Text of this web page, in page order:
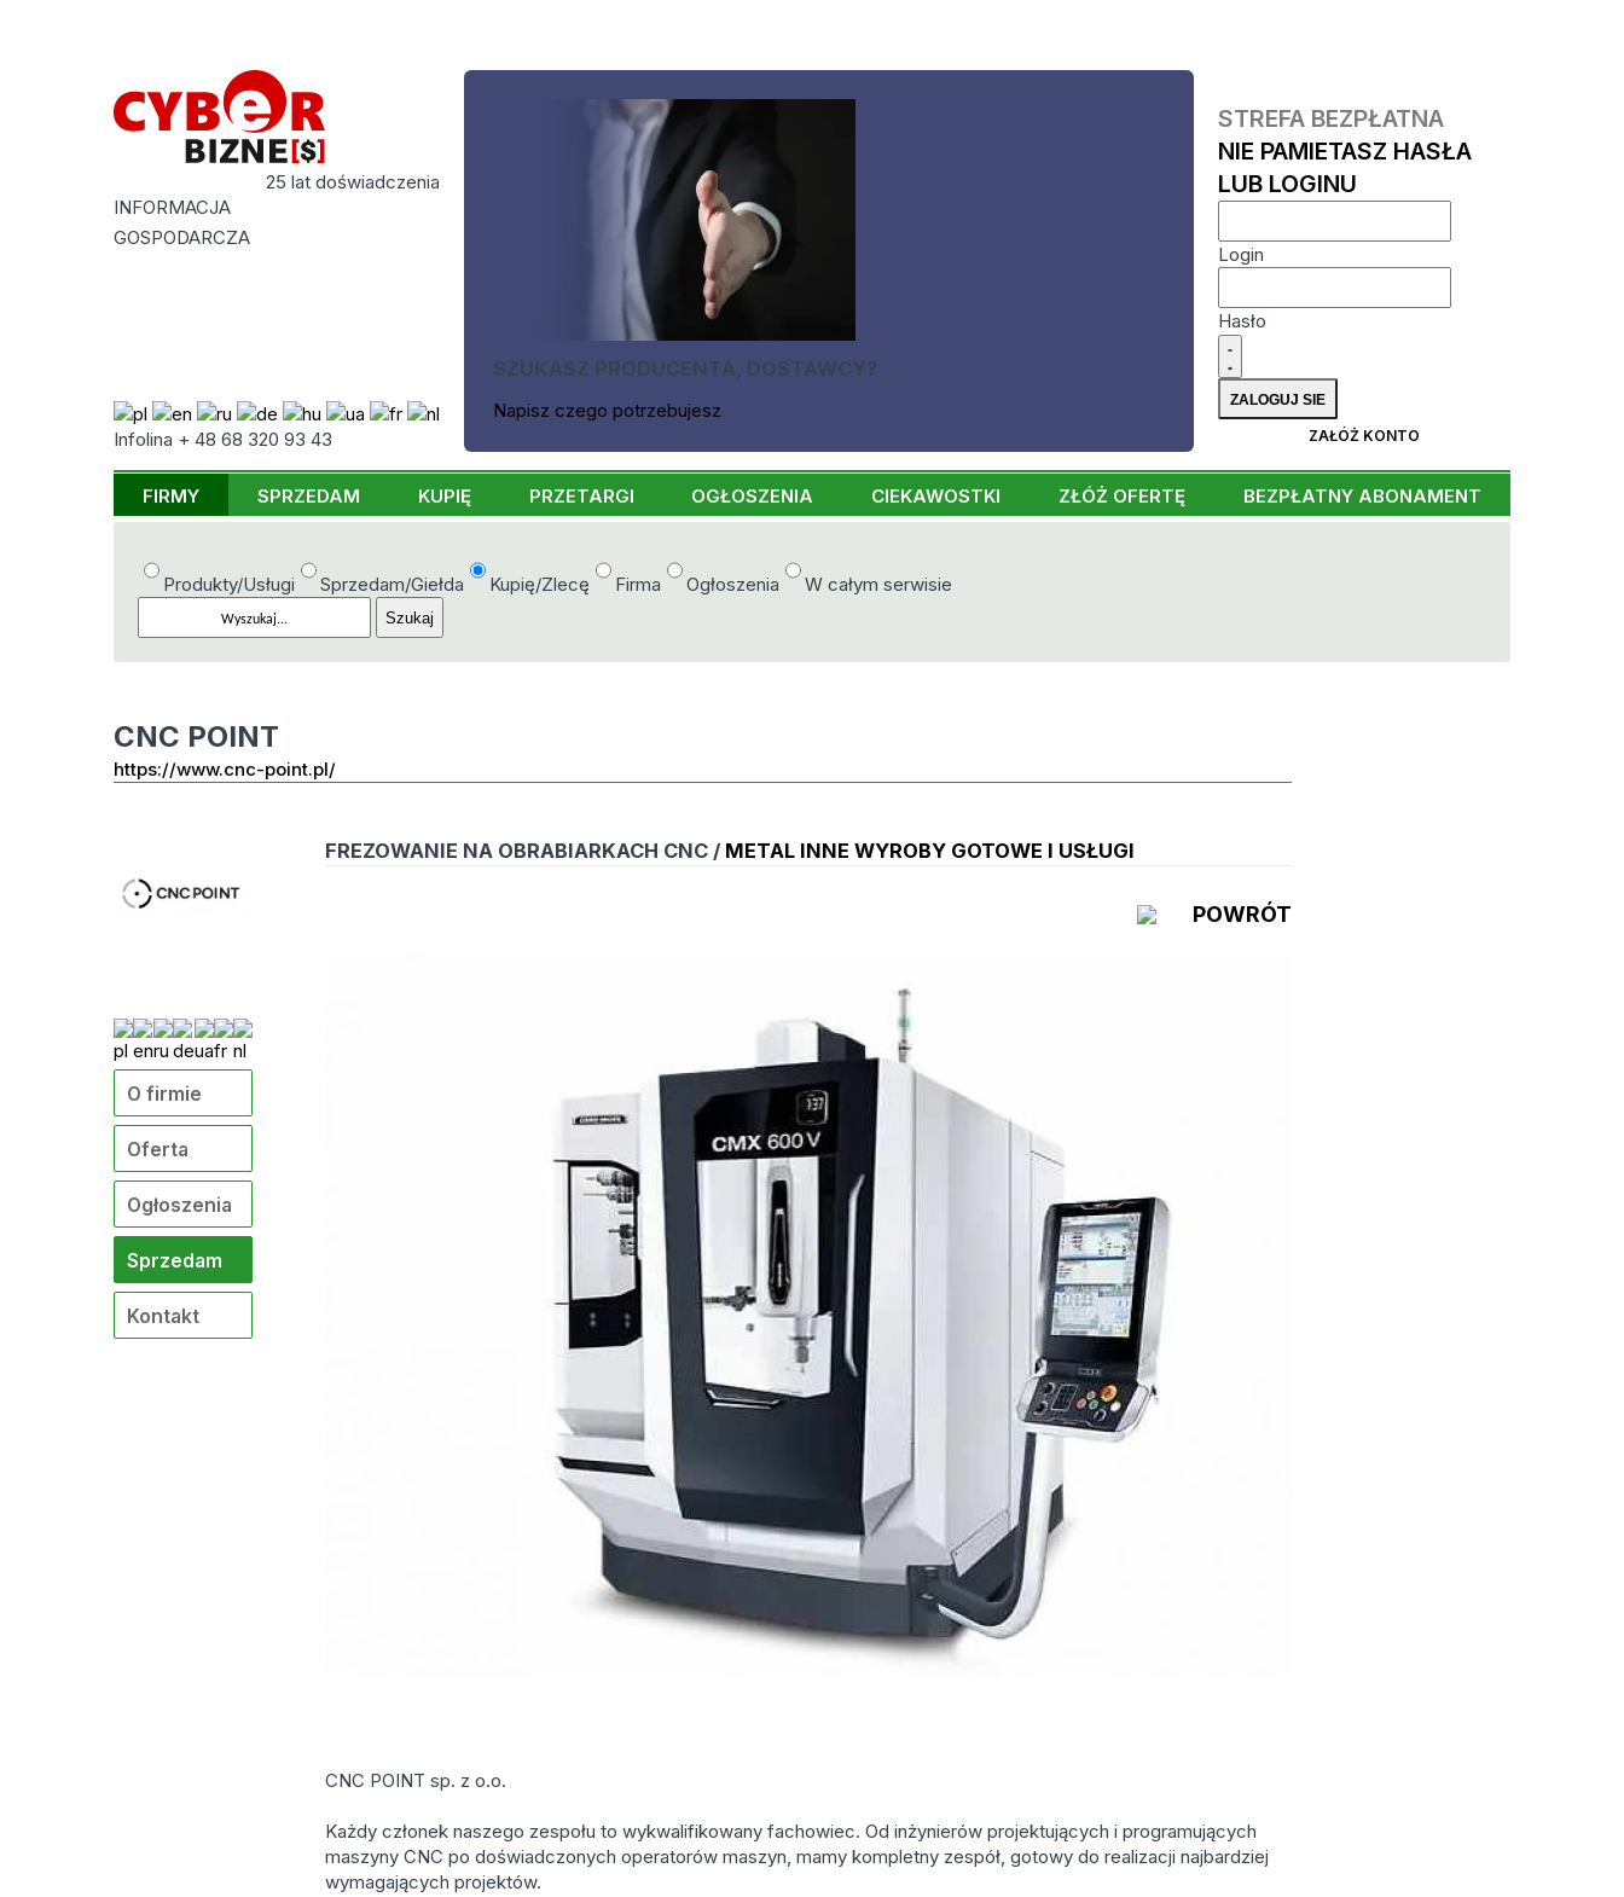
25 lat doświadczenia
INFORMACJA
GOSPODARCZA
Infolina + 48 68 320 93 43
SZUKASZ PRODUCENTA, DOSTAWCY?
Napisz czego potrzebujesz
STREFA BEZPŁATNA
NIE PAMIETASZ HASŁA
LUB LOGINU
Login
Hasło
ZAŁÓŻ KONTO
FIRMY SPRZEDAM KUPIĘ PRZETARGI OGŁOSZENIA CIEKAWOSTKI ZŁÓŻ OFERTĘ BEZPŁATNY ABONAMENT
Produkty/Usługi Sprzedam/Giełda Kupię/Zlecę Firma Ogłoszenia W całym serwisie
CNC POINT
https://www.cnc-point.pl/
O firmie
Oferta
Ogłoszenia
Sprzedam
Kontakt
FREZOWANIE NA OBRABIARKACH CNC / METAL INNE WYROBY GOTOWE I USŁUGI
POWRÓT
CNC POINT sp. z o.o.
Każdy członek naszego zespołu to wykwalifikowany fachowiec. Od inżynierów projektujących i programujących
maszyny CNC po doświadczonych operatorów maszyn, mamy kompletny zespół, gotowy do realizacji najbardziej
wymagających projektów.